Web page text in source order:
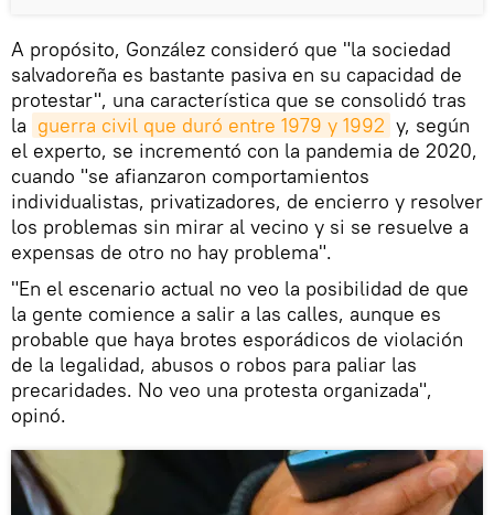
A propósito, González consideró que "la sociedad
salvadoreña es bastante pasiva en su capacidad de
protestar", una característica que se consolidó tras
la guerra civil que duró entre 1979 y 1992 y, según
el experto, se incrementó con la pandemia de 2020,
cuando "se afianzaron comportamientos
individualistas, privatizadores, de encierro y resolver
los problemas sin mirar al vecino y si se resuelve a
expensas de otro no hay problema".
"En el escenario actual no veo la posibilidad de que
la gente comience a salir a las calles, aunque es
probable que haya brotes esporádicos de violación
de la legalidad, abusos o robos para paliar las
precaridades. No veo una protesta organizada",
opinó.